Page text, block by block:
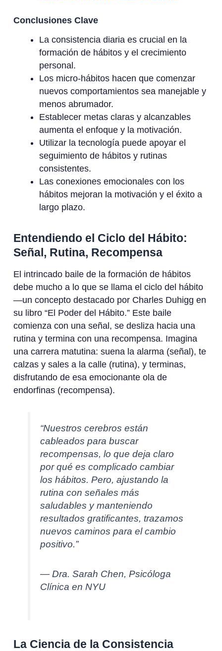
Conclusiones Clave
La consistencia diaria es crucial en la
formación de hábitos y el crecimiento
personal.
Los micro-hábitos hacen que comenzar
nuevos comportamientos sea manejable y
menos abrumador.
Establecer metas claras y alcanzables
aumenta el enfoque y la motivación.
Utilizar la tecnología puede apoyar el
seguimiento de hábitos y rutinas
consistentes.
Las conexiones emocionales con los
hábitos mejoran la motivación y el éxito a
largo plazo.
Entendiendo el Ciclo del Hábito:
Señal, Rutina, Recompensa
El intrincado baile de la formación de hábitos
debe mucho a lo que se llama el ciclo del hábito
—un concepto destacado por Charles Duhigg en
su libro “El Poder del Hábito.” Este baile
comienza con una señal, se desliza hacia una
rutina y termina con una recompensa. Imagina
una carrera matutina: suena la alarma (señal), te
calzas y sales a la calle (rutina), y terminas,
disfrutando de esa emocionante ola de
endorfinas (recompensa).
“Nuestros cerebros están
cableados para buscar
recompensas, lo que deja claro
por qué es complicado cambiar
los hábitos. Pero, ajustando la
rutina con señales más
saludables y manteniendo
resultados gratificantes, trazamos
nuevos caminos para el cambio
positivo.”
— Dra. Sarah Chen, Psicóloga
Clínica en NYU
La Ciencia de la Consistencia